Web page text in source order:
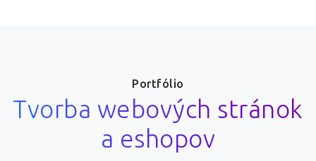
Portfólio
Tvorba webových stránok
a eshopov